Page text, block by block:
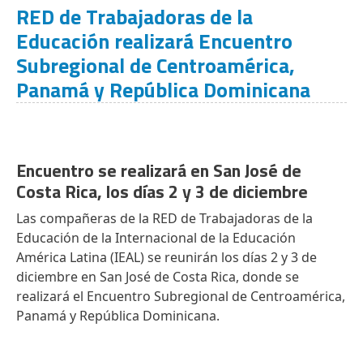
RED de Trabajadoras de la
Educación realizará Encuentro
Subregional de Centroamérica,
Panamá y República Dominicana
Encuentro se realizará en San José de
Costa Rica, los días 2 y 3 de diciembre
Las compañeras de la RED de Trabajadoras de la
Educación de la Internacional de la Educación
América Latina (IEAL) se reunirán los días 2 y 3 de
diciembre en San José de Costa Rica, donde se
realizará el Encuentro Subregional de Centroamérica,
Panamá y República Dominicana.